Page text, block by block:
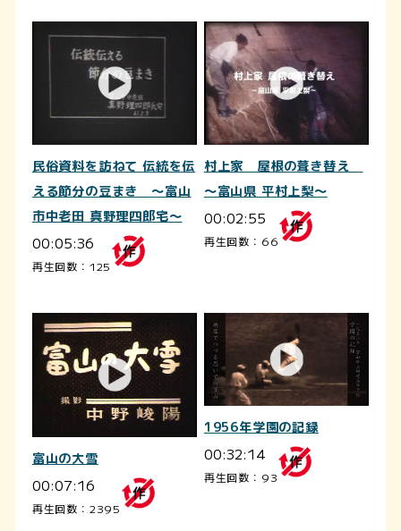
民俗資料を訪ねて 伝統を伝
える節分の豆まき ～富山
市中老田 真野理四郎宅～
00:05:36
再生回数：125
村上家 屋根の葺き替え
～富山県 平村上梨～
00:02:55
再生回数：66
富山の大雪
00:07:16
再生回数：2395
1956年学園の記録
00:32:14
再生回数：93